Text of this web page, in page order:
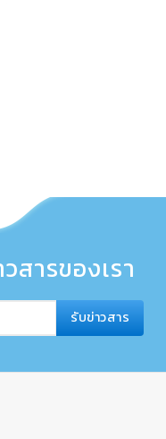
สารของเรา
รับข่าวสาร